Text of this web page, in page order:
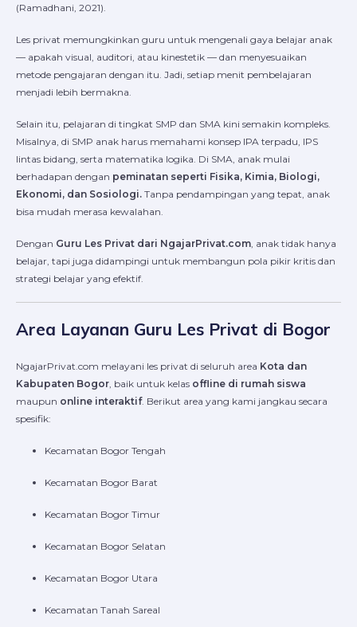
(Ramadhani, 2021).
Les privat memungkinkan guru untuk mengenali gaya belajar anak
— apakah visual, auditori, atau kinestetik — dan menyesuaikan
metode pengajaran dengan itu. Jadi, setiap menit pembelajaran
menjadi lebih bermakna.
Selain itu, pelajaran di tingkat SMP dan SMA kini semakin kompleks.
Misalnya, di SMP anak harus memahami konsep IPA terpadu, IPS
lintas bidang, serta matematika logika. Di SMA, anak mulai
berhadapan dengan peminatan seperti Fisika, Kimia, Biologi,
Ekonomi, dan Sosiologi. Tanpa pendampingan yang tepat, anak
bisa mudah merasa kewalahan.
Dengan Guru Les Privat dari NgajarPrivat.com , anak tidak hanya
belajar, tapi juga didampingi untuk membangun pola pikir kritis dan
strategi belajar yang efektif.
Area Layanan Guru Les Privat di Bogor
NgajarPrivat.com melayani les privat di seluruh area Kota dan
Kabupaten Bogor , baik untuk kelas offline di rumah siswa
maupun online interaktif. Berikut area yang kami jangkau secara
spesifik:
Kecamatan Bogor Tengah
Kecamatan Bogor Barat
Kecamatan Bogor Timur
Kecamatan Bogor Selatan
Kecamatan Bogor Utara
Kecamatan Tanah Sareal